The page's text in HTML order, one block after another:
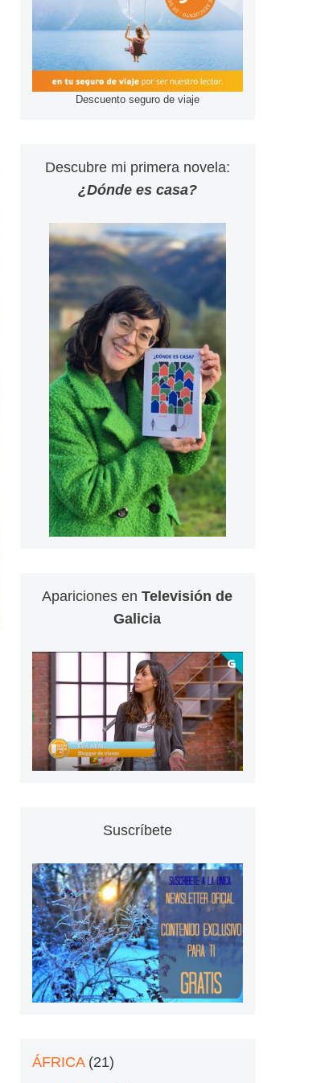
Descuento seguro de viaje
Descubre mi primera novela:
¿Dónde es casa?
Apariciones enTelevisión de
Galicia
Suscríbete
ÁFRICA(21)